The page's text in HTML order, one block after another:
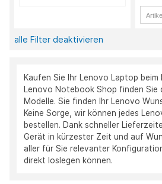
alle Filter deaktivieren
Kaufen Sie Ihr Lenovo Laptop beim
Lenovo Notebook Shop finden Sie
Modelle. Sie finden Ihr Lenovo
Keine Sorge, wir können jedes
bestellen. Dank schneller
Gerät in kürzester Zeit und auf
aller für Sie relevanter
direkt loslegen können.